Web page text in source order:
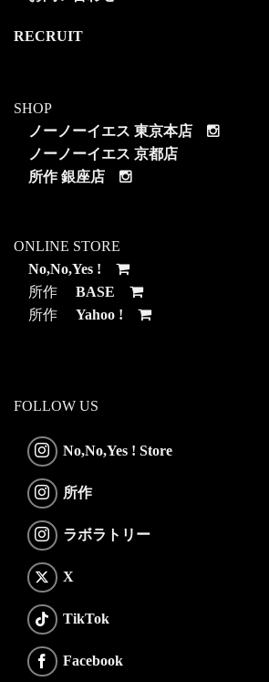
RECRUIT
SHOP
ノーノーイエス 東京本店
ノーノーイエス 京都店
所作 銀座店
ONLINE STORE
No,No,Yes !
所作 BASE
所作 Yahoo !
FOLLOW US
No,No,Yes ! Store
所作
ラボラトリー
X
TikTok
Facebook